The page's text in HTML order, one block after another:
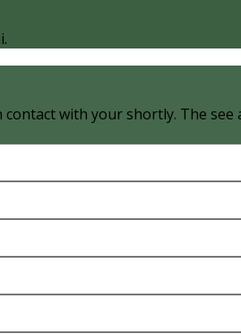
with your shortly. The